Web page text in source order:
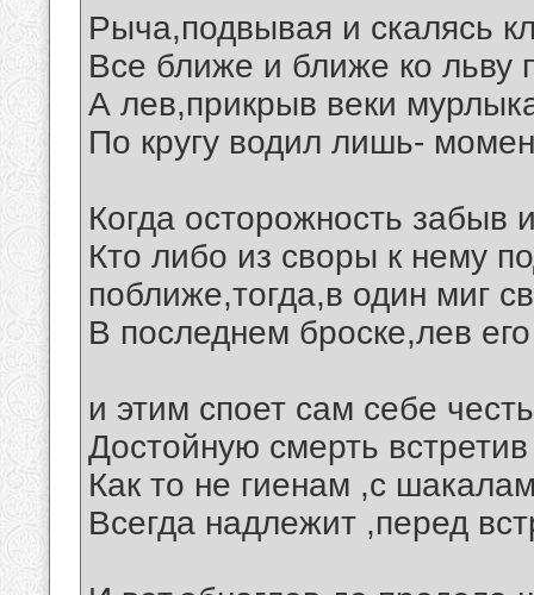
Рыча,подвывая и скалясь
Все ближе и ближе ко льву
А лев,прикрыв веки
По кругу водил лишь-
Когда осторожность забыв
Кто либо из своры к нему
поближе,тогда,в один миг
В последнем броске,лев
и этим споет сам себе
Достойную смерть
Как то не гиенам ,с
Всегда надлежит ,перед